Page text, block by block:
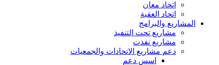
اتحاد معان
اتحاد العقبة
المشاريع والبرامج
مشاريع تحت التنفيذ
مشاريع نفذت
دعم مشاريع الاتحادات والجمعيات
اسس دعم